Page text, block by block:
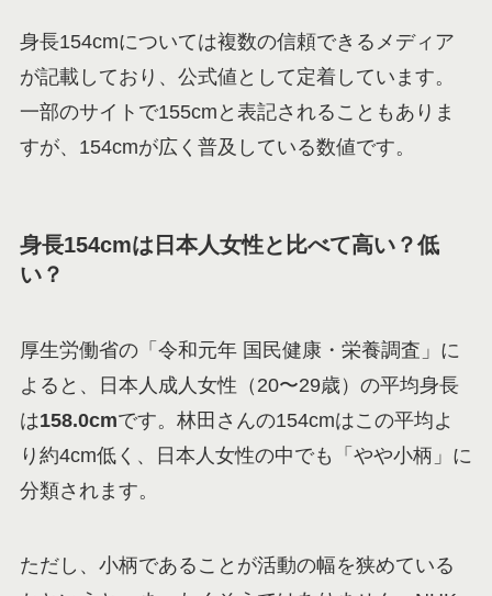
身長154cmについては複数の信頼できるメディア
が記載しており、公式値として定着しています。
一部のサイトで155cmと表記されることもありま
すが、154cmが広く普及している数値です。
身長154cmは日本人女性と比べて高い？低
い？
厚生労働省の「令和元年 国民健康・栄養調査」に
よると、日本人成人女性（20〜29歳）の平均身長
は158.0cmです。林田さんの154cmはこの平均よ
り約4cm低く、日本人女性の中でも「やや小柄」に
分類されます。
ただし、小柄であることが活動の幅を狭めている